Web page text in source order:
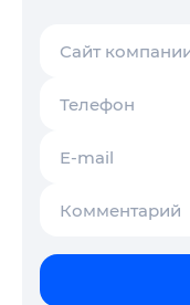
Сайт
Телефон
E-mail
Комментарий